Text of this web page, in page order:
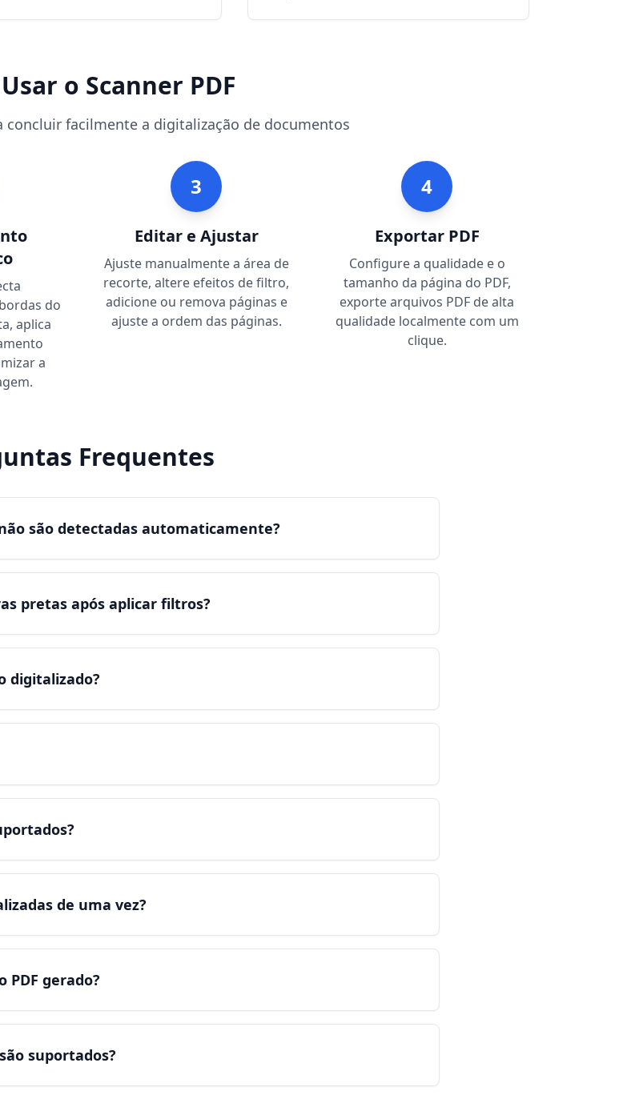
o Scanner PDF
concluir facilmente a digitalização de documentos
do
aplica
a
3
Editar e Ajustar
Ajuste manualmente a área de
recorte, altere efeitos de filtro,
adicione ou remova páginas e
ajuste a ordem das páginas.
4
Exportar PDF
Configure a qualidade e o
tamanho da página do PDF,
exporte arquivos PDF de alta
qualidade localmente com um
clique.
Frequentes
são detectadas automaticamente?
pretas após aplicar filtros?
digitalizado?
de uma vez?
PDF gerado?
suportados?